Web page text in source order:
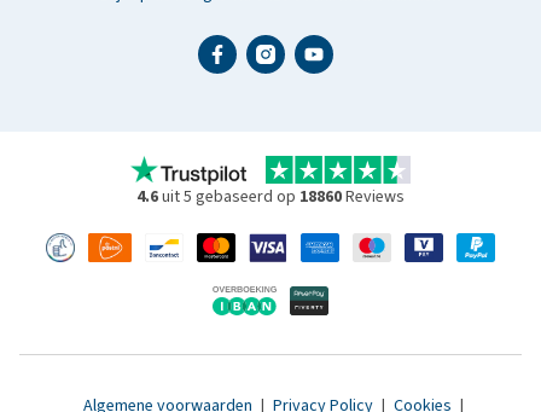
4.6uit 5 gebaseerd op 18860Reviews
Algemene voorwaarden | Privacy Policy | Cookies |